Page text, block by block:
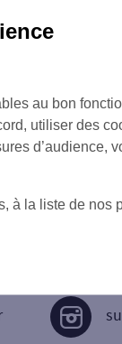
au bon
utiliser des
d’audience,
à la liste de nos